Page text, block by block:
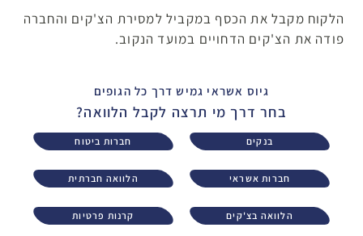
הלקוח מקבל את הכסף במקביל למסירת הצ'קים והחברה
פודה את הצ'קים הדחויים במועד הנקוב.
גיוס אשראי גמיש דרך כל הגופים
בחר דרך מי תרצה לקבל הלוואה?
בנקים חברות ביטוח
חברות אשראי הלוואה חברתית
הלוואה בצ'קים קרנות פרטיות